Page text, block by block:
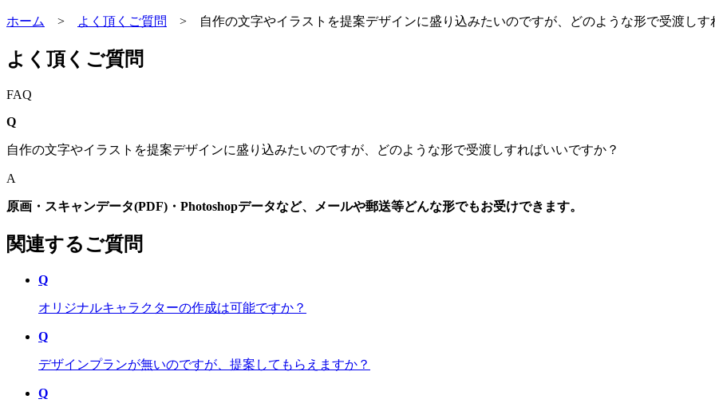
ホーム > よく頂くご質問 > 自作の文字やイラストを提案デザインに盛り込みたいのですが、どのような形で受渡しす
よく頂くご質問
FAQ
Q
自作の文字やイラストを提案デザインに盛り込みたいのですが、どのような形で受渡しすればいいですか？
A
原画・スキャンデータ(PDF) ・ Photoshopデータなど、メールや郵送等どんな形でもお受けできます。
関連するご質問
Q
オリジナルキャラクターの作成は可能ですか？
Q
デザインプランが無いのですが、提案してもらえますか？
Q